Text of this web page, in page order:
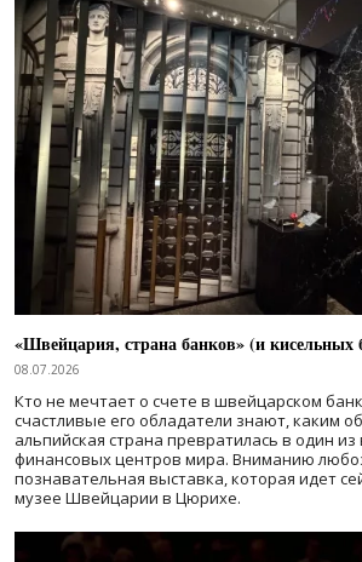
«Швейцария, страна банков» (и кисельных
08.07.2026
Кто не мечтает о счете в швейцарском
счастливые его обладатели знают, каким
альпийская страна превратилась в один
финансовых центров мира. Вниманию
познавательная выставка, которая идет
музее Швейцарии в Цюрихе.